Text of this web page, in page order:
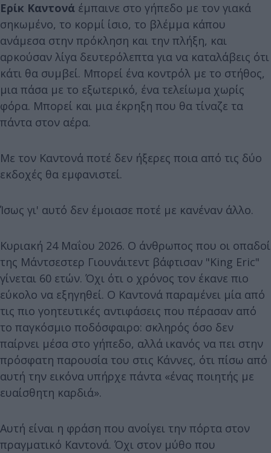
Ερίκ Καντονά έμπαινε στο γήπεδο με τον γιακά
σηκωμένο, το κορμί ίσιο, το βλέμμα κάπου
ανάμεσα στην πρόκληση και την πλήξη, και
αρκούσαν λίγα δευτερόλεπτα για να καταλάβεις ότι
κάτι θα συμβεί. Μπορεί ένα κοντρόλ με το στήθος,
μια πάσα με το εξωτερικό, ένα τελείωμα χωρίς
φόρα. Μπορεί και μια έκρηξη που θα τίναζε τα
πάντα στον αέρα.
Με τον Καντονά ποτέ δεν ήξερες ποια από τις δύο
εκδοχές θα εμφανιστεί.
Ίσως γι' αυτό δεν έμοιασε ποτέ με κανέναν άλλο.
Κυριακή 24 Μαΐου 2026. Ο άνθρωπος που οι οπαδοί
της Μάντσεστερ Γιουνάιτεντ βάφτισαν "King Eric"
γίνεται 60 ετών. Όχι ότι ο χρόνος τον έκανε πιο
εύκολο να εξηγηθεί. Ο Καντονά παραμένει μία από
τις πιο γοητευτικές αντιφάσεις που πέρασαν από
το παγκόσμιο ποδόσφαιρο: σκληρός όσο δεν
παίρνει μέσα στο γήπεδο, αλλά ικανός να πει στην
πρόσφατη παρουσία του στις Κάννες, ότι πίσω από
αυτή την εικόνα υπήρχε πάντα «ένας ποιητής με
ευαίσθητη καρδιά».
Αυτή είναι η φράση που ανοίγει την πόρτα στον
πραγματικό Καντονά. Όχι στον μύθο που